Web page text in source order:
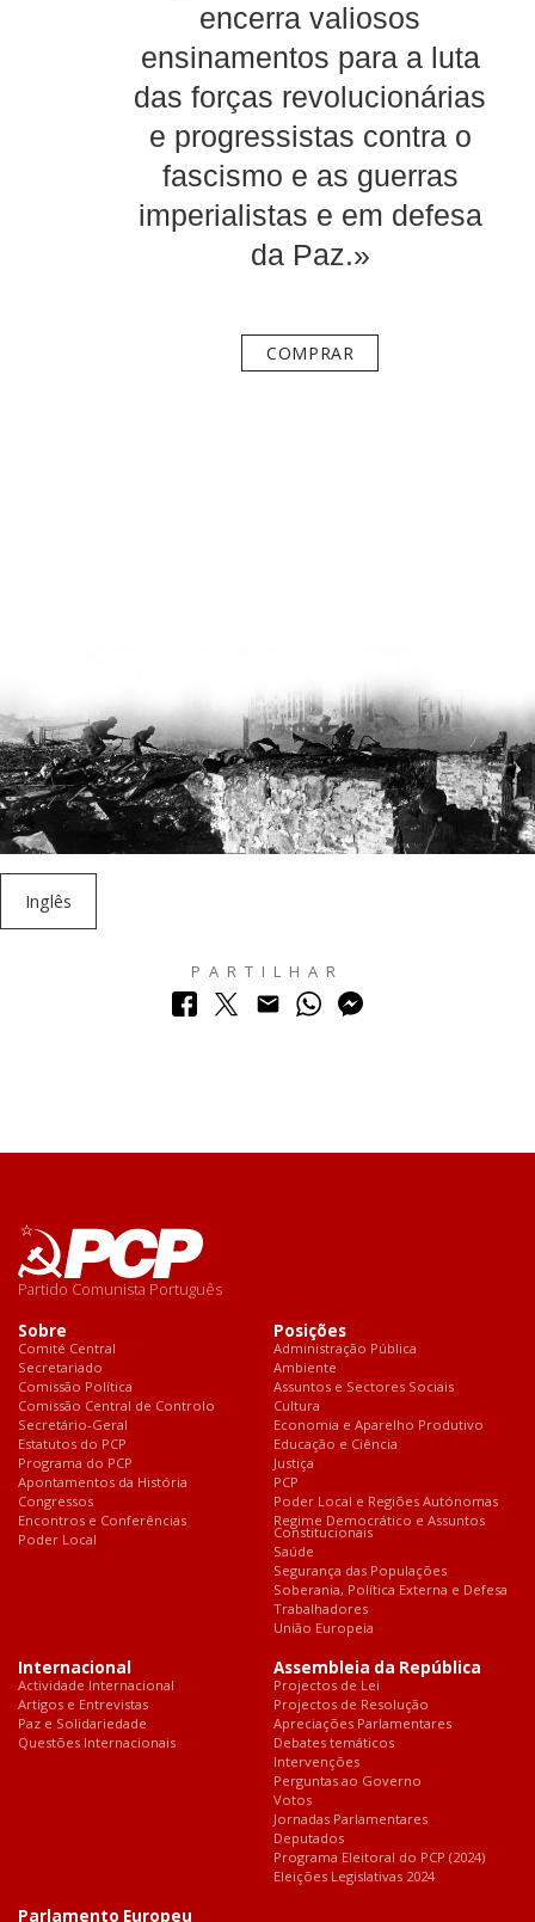
encerra valiosos
ensinamentos para a luta
das forças revolucionárias
e progressistas contra o
fascismo e as guerras
imperialistas e em defesa
da Paz.»
COMPRAR
Inglês
PARTILHAR
Partido Comunista Português
Sobre
Comité Central
Secretariado
Comissão Política
Comissão Central de Controlo
Secretário-Geral
Estatutos do PCP
Programa do PCP
Apontamentos da História
Congressos
Encontros e Conferências
Poder Local
Posições
Administração Pública
Ambiente
Assuntos e Sectores Sociais
Cultura
Economia e Aparelho Produtivo
Educação e Ciência
Justiça
PCP
Poder Local e Regiões Autónomas
Regime Democrático e Assuntos
Constitucionais
Saúde
Segurança das Populações
Soberania, Política Externa e Defesa
Trabalhadores
União Europeia
Internacional
Actividade Internacional
Artigos e Entrevistas
Paz e Solidariedade
Questões Internacionais
Assembleia da República
Projectos de Lei
Projectos de Resolução
Apreciações Parlamentares
Debates temáticos
Intervenções
Perguntas ao Governo
Votos
Jornadas Parlamentares
Deputados
Programa Eleitoral do PCP (2024)
Eleições Legislativas 2024
Parlamento Europeu